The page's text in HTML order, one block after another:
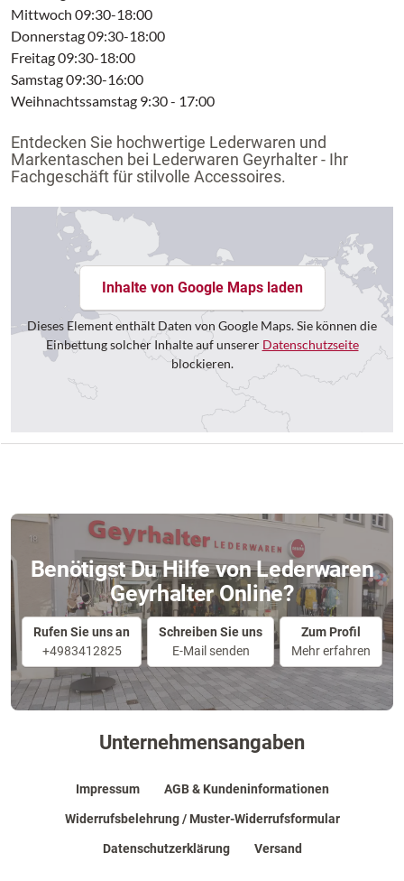
neutrale Gestaltung des Ranzens können die MAGIC MAGS
einfach komplett weglassen werden, ohne dass störende
Klettflächen entstehen. So wird jeder Schulranzen zum
Unikat.
Elemente beträgt ca. 990 g.
Das Gesamtgewicht des Schulranzens mit allen abnehmbaren
Elementen beträgt ca. 1750 g.
Mittwoch 09:30-18:00
Donnerstag 09:30-18:00
Freitag 09:30-18:00
Samstag 09:30-16:00
Weihnachtssamstag 9:30 - 17:00
Entdecken Sie hochwertige Lederwaren und
Markentaschen bei Lederwaren Geyrhalter - Ihr
Fachgeschäft für stilvolle Accessoires.
Inhalte von Google Maps laden
Dieses Element enthält Daten von Google Maps. Sie können die
Einbettung solcher Inhalte auf unserer Datenschutzseite
blockieren.
Benötigst Du Hilfe von Lederwaren
Geyrhalter Online?
Rufen Sie uns an
+4983412825
Schreiben Sie uns
E-Mail senden
Zum Profil
Mehr erfahren
Unternehmensangaben
Impressum AGB & Kundeninformationen
Widerrufsbelehrung / Muster-Widerrufsformular
Datenschutzerklärung Versand